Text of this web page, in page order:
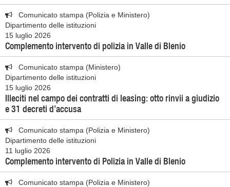
Comunicato stampa (Polizia e Ministero)
Dipartimento delle istituzioni
15 luglio 2026
Complemento intervento di polizia in Valle di Blenio
Comunicato stampa (Ministero)
Dipartimento delle istituzioni
15 luglio 2026
Illeciti nel campo dei contratti di leasing: otto rinvii a giudizio
e 31 decreti d’accusa
Comunicato stampa (Polizia e Ministero)
Dipartimento delle istituzioni
11 luglio 2026
Complemento intervento di Polizia in Valle di Blenio
Comunicato stampa (Polizia e Ministero)